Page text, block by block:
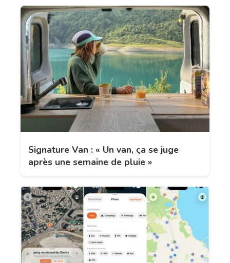
Signature Van : « Un van, ça se juge
après une semaine de pluie »